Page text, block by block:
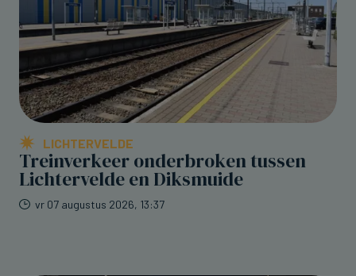
LICHTERVELDE
Treinverkeer onderbroken tussen
Lichtervelde en Diksmuide
vr 07 augustus 2026, 13:37